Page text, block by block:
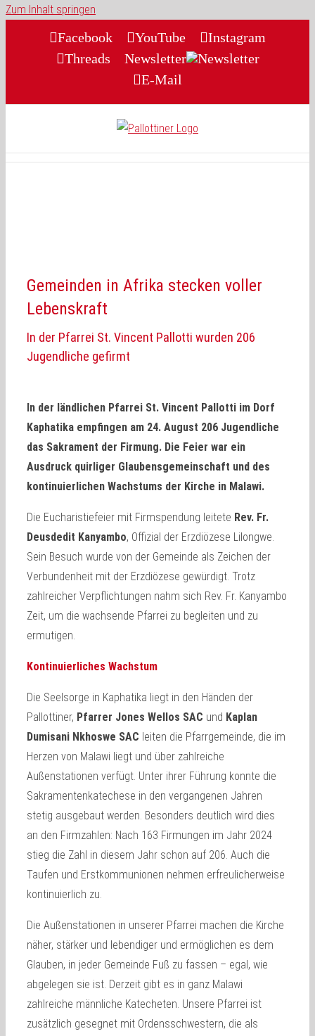
Zum Inhalt springen
Facebook YouTube
Instagram
Threads
Newsletter
E-Mail
Gemeinden in Afrika stecken voller
Lebenskraft
In der Pfarrei St. Vincent Pallotti wurden 206
Jugendliche gefirmt
In der ländlichen Pfarrei St. Vincent Pallotti im Dorf
Kaphatika empfingen am 24. August 206 Jugendliche
das Sakrament der Firmung. Die Feier war ein
Ausdruck quirliger Glaubensgemeinschaft und des
kontinuierlichen Wachstums der Kirche in Malawi.
Die Eucharistiefeier mit Firmspendung leitete Rev. Fr.
Deusdedit Kanyambo, Offizial der Erzdiözese Lilongwe.
Sein Besuch wurde von der Gemeinde als Zeichen der
Verbundenheit mit der Erzdiözese gewürdigt. Trotz
zahlreicher Verpflichtungen nahm sich Rev. Fr. Kanyambo
Zeit, um die wachsende Pfarrei zu begleiten und zu
ermutigen.
Kontinuierliches Wachstum
Die Seelsorge in Kaphatika liegt in den Händen der
Pallottiner, Pfarrer Jones Wellos SAC und Kaplan
Dumisani Nkhoswe SAC leiten die Pfarrgemeinde, die im
Herzen von Malawi liegt und über zahlreiche
Außenstationen verfügt. Unter ihrer Führung konnte die
Sakramentenkatechese in den vergangenen Jahren
stetig ausgebaut werden. Besonders deutlich wird dies
an den Firmzahlen: Nach 163 Firmungen im Jahr 2024
stieg die Zahl in diesem Jahr schon auf 206. Auch die
Taufen und Erstkommunionen nehmen erfreulicherweise
kontinuierlich zu.
Die Außenstationen in unserer Pfarrei machen die Kirche
näher, stärker und lebendiger und ermöglichen es dem
Glauben, in jeder Gemeinde Fuß zu fassen – egal, wie
abgelegen sie ist. Derzeit gibt es in ganz Malawi
zahlreiche männliche Katecheten. Unsere Pfarrei ist
zusätzlich gesegnet mit Ordensschwestern, die als